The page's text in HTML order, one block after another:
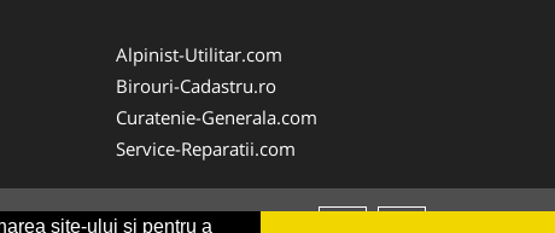
site-ului si pentru a
Alpinist-Utilitar.com
Birouri-Cadastru.ro
Curatenie-Generala.com
Service-Reparatii.com